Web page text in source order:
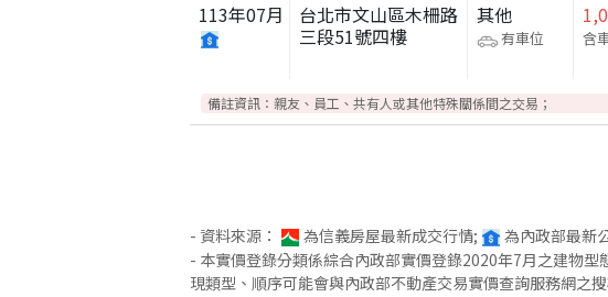
113年07月
台北市文山區木柵路
三段51號四樓
其他
有車位 含
備註資訊： 親友、員工、共有人或其他特殊關係間之交易；
- 資料來源： 為信義房屋最新成交行情; 為內政部最新
- 本實價登錄分類係綜合內政部實價登錄2020年7月之建物
現類型、順序可能會與內政部不動產交易實價查詢服務網之